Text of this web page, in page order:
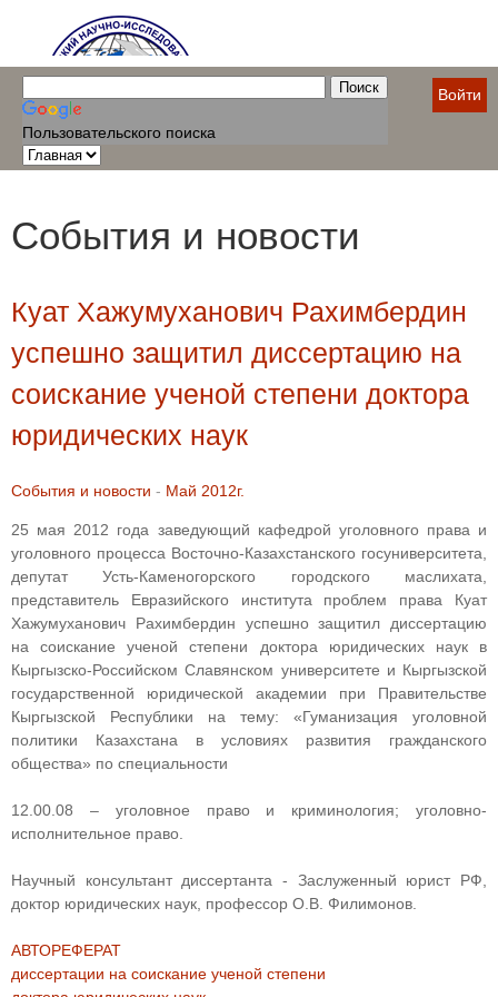
Пользовательского поиска
Войти
События и новости
Куат Хажумуханович Рахимбердин
успешно защитил диссертацию на
соискание ученой степени доктора
юридических наук
События и новости - Май 2012г.
25 мая 2012 года заведующий кафедрой уголовного права и
уголовного процесса Восточно-Казахстанского госуниверситета,
депутат Усть-Каменогорского городского маслихата,
представитель Евразийского института проблем права Куат
Хажумуханович Рахимбердин успешно защитил диссертацию
на соискание ученой степени доктора юридических наук в
Кыргызско-Российском Славянском университете и Кыргызской
государственной юридической академии при Правительстве
Кыргызской Республики на тему: «Гуманизация уголовной
политики Казахстана в условиях развития гражданского
общества» по специальности
12.00.08 – уголовное право и криминология; уголовно-
исполнительное право.
Научный консультант диссертанта - Заслуженный юрист РФ,
доктор юридических наук, профессор О.В. Филимонов.
АВТОРЕФЕРАТ
диссертации на соискание ученой степени